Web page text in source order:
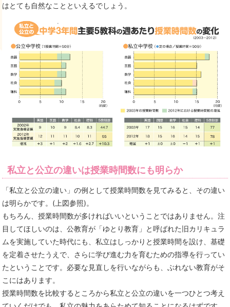
はとても自然なことといえるでしょう。
私立と公立の違いは授業時間数にも明らか
「私立と公立の違い」の例として授業時間数を見てみると、その違い
は明らかです。(上図参照)。
もちろん、授業時間数が多ければいいということではありません。注
目してほしいのは、公教育が「ゆとり教育」と呼ばれた旧カリキュラ
ムを実施していた時代にも、私立はしっかりと授業時間を設け、基礎
を定着させたうえで、さらに学び進む力を育むための指導を行ってい
たということです。必要な見直しを行いながらも、ぶれない教育がそ
こにはあります。
授業時間数を比較するところから私立と公立の違いを一つひとつ考え